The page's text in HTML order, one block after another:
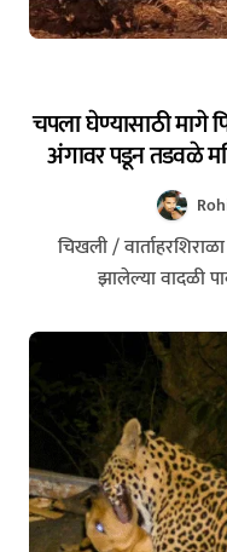
चपला घेण्यासाठी मागे
अंगावर पडून तडवळे
घटना – Lightning
चिखली / वार्ताहरशिराळा व परिसराला काल (ता. 25) सायंकाळी
झालेल्या वादळी